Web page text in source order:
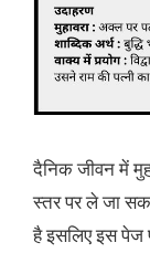
दैनिक जीवन में
स्तर पर ले जा
है इसलिए इस पेज